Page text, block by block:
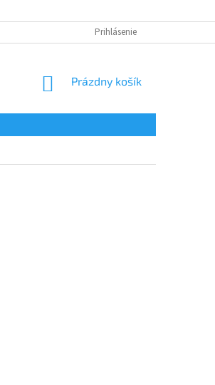
Prihlásenie
NÁKUPNÝ
Prázdny košík